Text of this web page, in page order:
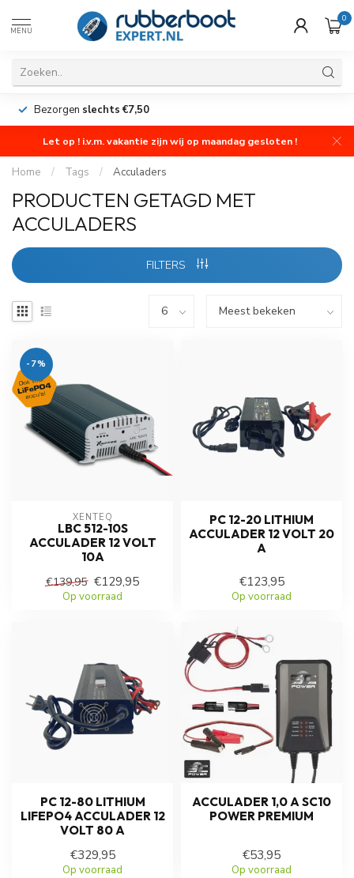
MENU
0
Bezorgen slechts €7,50
Let op ! i.v.m. vakantie zijn wij op maandag gesloten !
Home / Tags / Acculaders
PRODUCTEN GETAGD MET
ACCULADERS
FILTERS
-7%
XENTEQ
LBC 512-10S
ACCULADER 12 VOLT
10A
€139,95 €129,95
Op voorraad
PC 12-20 LITHIUM
ACCULADER 12 VOLT 20
A
€123,95
Op voorraad
PC 12-80 LITHIUM
LIFEPO4 ACCULADER 12
VOLT 80 A
€329,95
Op voorraad
ACCULADER 1,0 A SC10
POWER PREMIUM
€53,95
Op voorraad